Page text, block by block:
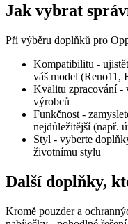
Jak vybrat
Při výběru doplňků pro
Kompatibilitu -
váš model (Reno11,
Kvalitu zpracování -
výrobců
Funkčnost -
nejdůležitější (např.
Styl - vyberte
životnímu stylu
Další doplňky,
Kromě pouzder a